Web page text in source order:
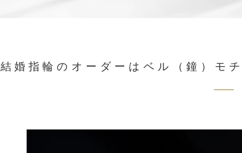
結婚指輪のオーダーはベル（鐘）モ